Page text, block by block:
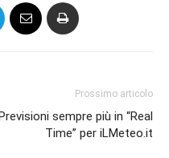
Prossimo articolo
sempre più in “Real
Time” per iLMeteo.it